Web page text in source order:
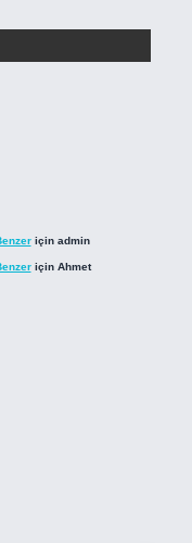
için admin
için Ahmet